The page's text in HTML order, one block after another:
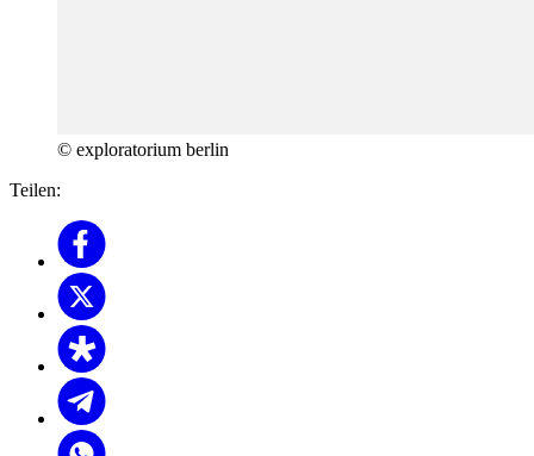
© exploratorium berlin
Teilen: